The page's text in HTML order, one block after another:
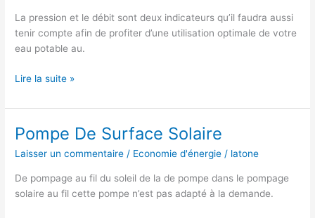
La pression et le débit sont deux indicateurs qu’il faudra aussi
tenir compte afin de profiter d’une utilisation optimale de votre
eau potable au.
Surpresseur
Domestique
Lire la suite »
Pompe De Surface Solaire
Laisser un commentaire / Economie d'énergie / latone
De pompage au fil du soleil de la de pompe dans le pompage
solaire au fil cette pompe n’est pas adapté à la demande.